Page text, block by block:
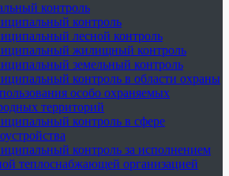
контроль
контроль
лесной контроль
жилищный контроль
земельный контроль
контроль в области охраны
особо охраняемых
территорий
контроль в сфере
контроль за исполнением
теплоснабжающей организацией